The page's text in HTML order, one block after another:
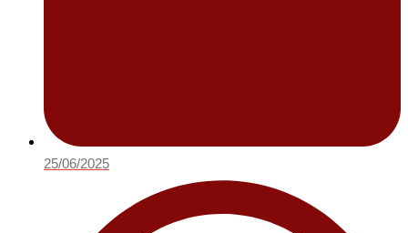
25/06/2025